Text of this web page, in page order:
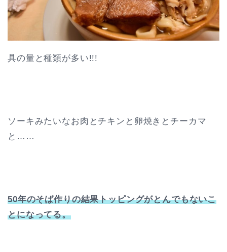
具の量と種類が多い!!!
ソーキみたいなお肉とチキンと卵焼きとチーカマ
と……
50年のそば作りの結果トッピングがとんでもないこ
とになってる。